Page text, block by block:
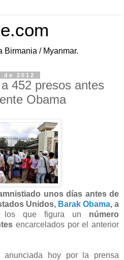
Birmania / Myanmar.
2012
452 presos antes
Obama
unos días antes de
Unidos, Barak Obama, a
los que figura un número
encarcelados por el anterior
hoy por la prensa